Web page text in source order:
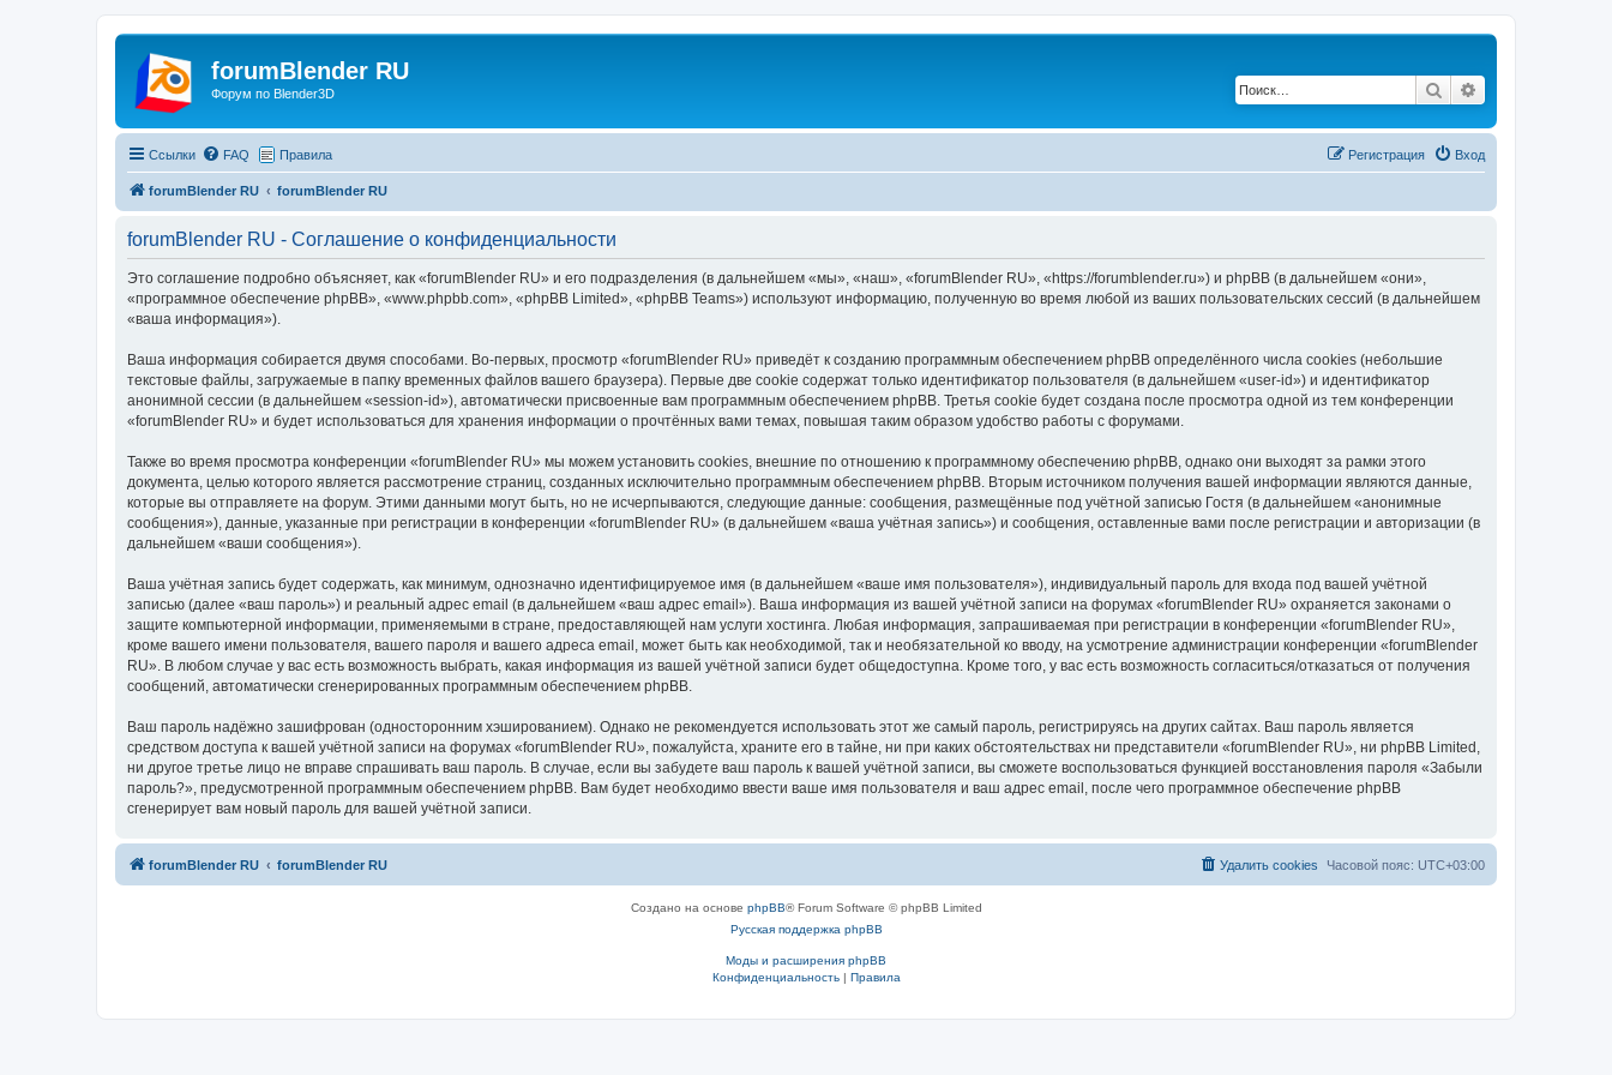
forumBlender RU
Форум по Blender3D Поиск
Ссылки FAQ Правила Вход
Регистрация
forumBlender RU forumBlender RU
forumBlender RU - Соглашение о конфиденциальности
Это соглашение подробно объясняет, как «forumBlender RU» и его подразделения (в дальнейшем «мы», «наш», «forumBlender RU», «https://forumblender.ru») и phpBB (в дальнейшем «они»,
«программное обеспечение phpBB», «www.phpbb.com», «phpBB Limited», «phpBB Teams») используют информацию, полученную во время любой из ваших пользовательских сессий (в дальнейшем
«ваша информация»).
Ваша информация собирается двумя способами. Во-первых, просмотр «forumBlender RU» приведёт к созданию программным обеспечением phpBB определённого числа cookies (небольшие
текстовые файлы, загружаемые в папку временных файлов вашего браузера). Первые две cookie содержат только идентификатор пользователя (в дальнейшем «user-id») и идентификатор
анонимной сессии (в дальнейшем «session-id»), автоматически присвоенные вам программным обеспечением phpBB. Третья cookie будет создана после просмотра одной из тем конференции
«forumBlender RU» и будет использоваться для хранения информации о прочтённых вами темах, повышая таким образом удобство работы с форумами.
Также во время просмотра конференции «forumBlender RU» мы можем установить cookies, внешние по отношению к программному обеспечению phpBB, однако они выходят за рамки этого
документа, целью которого является рассмотрение страниц, созданных исключительно программным обеспечением phpBB. Вторым источником получения вашей информации являются данные,
которые вы отправляете на форум. Этими данными могут быть, но не исчерпываются, следующие данные: сообщения, размещённые под учётной записью Гостя (в дальнейшем «анонимные
сообщения»), данные, указанные при регистрации в конференции «forumBlender RU» (в дальнейшем «ваша учётная запись») и сообщения, оставленные вами после регистрации и авторизации (в
дальнейшем «ваши сообщения»).
Ваша учётная запись будет содержать, как минимум, однозначно идентифицируемое имя (в дальнейшем «ваше имя пользователя»), индивидуальный пароль для входа под вашей учётной
записью (далее «ваш пароль») и реальный адрес email (в дальнейшем «ваш адрес email»). Ваша информация из вашей учётной записи на форумах «forumBlender RU» охраняется законами о
защите компьютерной информации, применяемыми в стране, предоставляющей нам услуги хостинга. Любая информация, запрашиваемая при регистрации в конференции «forumBlender RU»,
кроме вашего имени пользователя, вашего пароля и вашего адреса email, может быть как необходимой, так и необязательной ко вводу, на усмотрение администрации конференции «forumBlender
RU». В любом случае у вас есть возможность выбрать, какая информация из вашей учётной записи будет общедоступна. Кроме того, у вас есть возможность согласиться/отказаться от получения
сообщений, автоматически сгенерированных программным обеспечением phpBB.
Ваш пароль надёжно зашифрован (односторонним хэшированием). Однако не рекомендуется использовать этот же самый пароль, регистрируясь на других сайтах. Ваш пароль является
средством доступа к вашей учётной записи на форумах «forumBlender RU», пожалуйста, храните его в тайне, ни при каких обстоятельствах ни представители «forumBlender RU», ни phpBB Limited,
ни другое третье лицо не вправе спрашивать ваш пароль. В случае, если вы забудете ваш пароль к вашей учётной записи, вы сможете воспользоваться функцией восстановления пароля «Забыли
пароль?», предусмотренной программным обеспечением phpBB. Вам будет необходимо ввести ваше имя пользователя и ваш адрес email, после чего программное обеспечение phpBB
сгенерирует вам новый пароль для вашей учётной записи.
forumBlender RU forumBlender RU Часовой пояс: UTC+03:00
Удалить cookies
Создано на основе phpBB® Forum Software © phpBB Limited
Русская поддержка phpBB
Моды и расширения phpBB
Конфиденциальность| Правила